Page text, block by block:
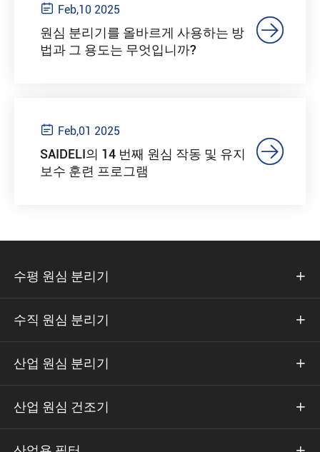
 Feb,10 2025
원심 분리기를 올바르게 사용하는 방
법과 그 용도는 무엇입니까?

 Feb,01 2025
SAIDELI의 14 번째 원심 작동 및 유지
보수 훈련 프로그램

수평 원심 분리기 
수직 원심 분리기 
산업 원심 분리기 
산업 원심 건조기 